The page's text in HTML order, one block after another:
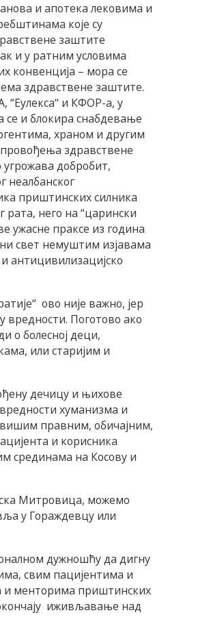
и апотека лековима и
које су
заштите
и у ратним условима
конвенција – мора се
здравствене заштите.
и КФОР-а, у
се и блокира снабдевање
храном и другим
здравствене
добробит,
неалбанског
приштинских силника
рата, него на “царински
ужасне праксе из година
свет немуштим изјавама
антицивилизацијско
ово није важно, јер
вредности. Поготово ако
о болесној деци,
или старијим и
дечицу и њихове
хуманизма и
правним, обичајним,
и корисника
срединама на Косову и
Митровица, можемо
у Гораждевцу или
дужношћу да дигну
свим пацијентима и
и менторима приштинских
иживљавање над